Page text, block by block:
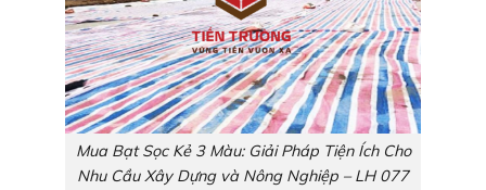
Mua Bạt Sọc Kẻ 3 Màu: Giải Pháp Tiện Ích Cho
Nhu Cầu Xây Dựng và Nông Nghiệp – LH 077